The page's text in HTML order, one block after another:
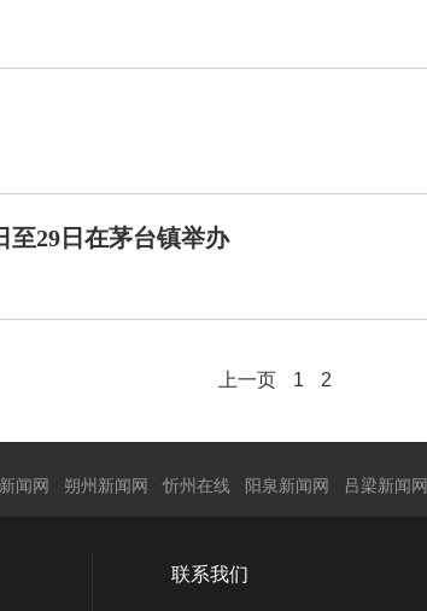
至29日在茅台镇举办
上一页 1 2
闻网 朔州新闻网 忻州在线 阳泉新闻网 吕梁新闻网
联系我们